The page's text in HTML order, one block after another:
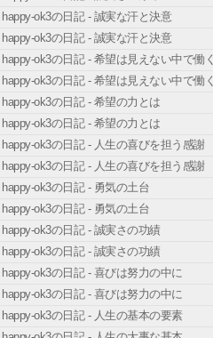
happy-ok3の日記 - 誠実な汗と決意
happy-ok3の日記 - 誠実な汗と決意
happy-ok3の日記 - 希望は見えない中で働く
happy-ok3の日記 - 希望は見えない中で働く
happy-ok3の日記 - 希望の力とは
happy-ok3の日記 - 希望の力とは
happy-ok3の日記 - 人生の喜びを担う感謝
happy-ok3の日記 - 人生の喜びを担う感謝
happy-ok3の日記 - 勇気の土台
happy-ok3の日記 - 勇気の土台
happy-ok3の日記 - 誠実さの功績
happy-ok3の日記 - 誠実さの功績
happy-ok3の日記 - 喜びは努力の中に
happy-ok3の日記 - 喜びは努力の中に
happy-ok3の日記 - 人生の基本の要素